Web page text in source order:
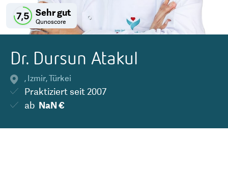
7,5 Sehr gut
Qunoscore
Dr. Dursun Atakul
, Izmir,Türkei
Praktiziert seit 2007
ab NaN €